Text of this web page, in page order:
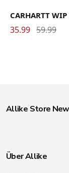
CARHARTT
35.99 59.99
Allike Store
Über Allike